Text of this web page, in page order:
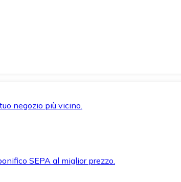
negozio più vicino.
SEPA al miglior prezzo.